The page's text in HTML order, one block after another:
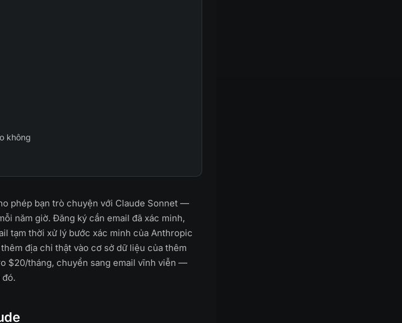
không
phép bạn trò chuyện với Claude Sonnet —
năm giờ. Đăng ký cần email đã xác minh,
tạm thời xử lý bước xác minh của Anthropic
địa chỉ thật vào cơ sở dữ liệu của thêm
$20/tháng, chuyển sang email vĩnh viễn —